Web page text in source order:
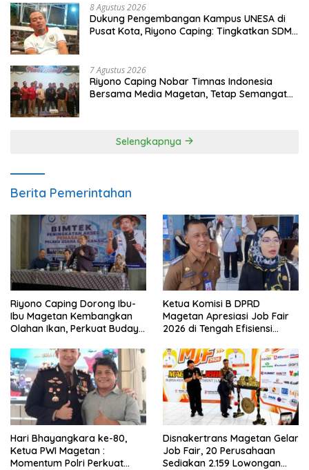
8 Agustus 2026
Dukung Pengembangan Kampus UNESA di
Pusat Kota, Riyono Caping: Tingkatkan SDM
7 Agustus 2026
Riyono Caping Nobar Timnas Indonesia
Bersama Media Magetan, Tetap Semangat
Selengkapnya
Berita Pemerintahan
Riyono Caping Dorong Ibu-
Ibu Magetan Kembangkan
Olahan Ikan, Perkuat Budaya
Ketua Komisi B DPRD
Magetan Apresiasi Job Fair
2026 di Tengah Efisiensi
Hari Bhayangkara ke-80,
Ketua PWI Magetan :
Momentum Polri Perkuat
Disnakertrans Magetan Gelar
Job Fair, 20 Perusahaan
Sediakan 2.159 Lowongan